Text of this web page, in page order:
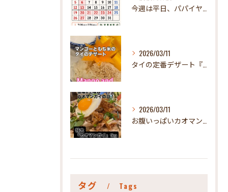
2026/03/11
2026/03/11
タグ Tags